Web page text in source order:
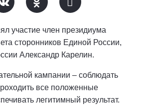
участие член президиума
сторонников Единой России,
Александр Карелин.
кампании – соблюдать
все положенные
легитимный результат.